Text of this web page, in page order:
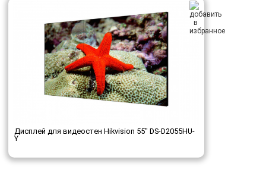
Дисплей для видеостен Hikvision 55" DS-D2055HU-
Y